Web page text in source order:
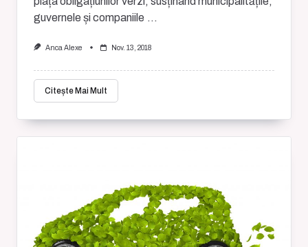
guvernele și companiile ...
Anca Alexe Nov. 13, 2018
Citește Mai Mult